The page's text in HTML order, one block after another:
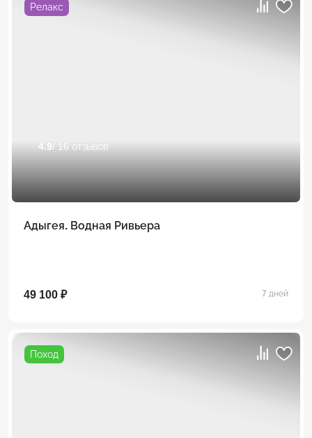
Релакс
4.9 / 16 отзывов
Адыгея. Водная Ривьера
49 100 ₽ 7 дней
Поход